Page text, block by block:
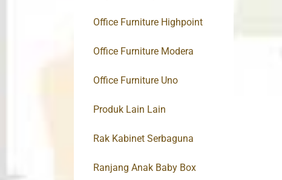
Office Furniture Highpoint
Office Furniture Modera
Office Furniture Uno
Produk Lain Lain
Rak Kabinet Serbaguna
Ranjang Anak Baby Box